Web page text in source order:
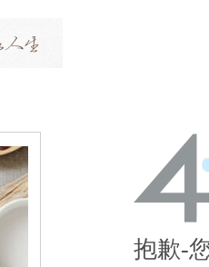
抱歉-